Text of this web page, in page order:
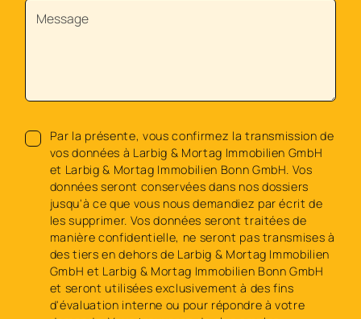
Par la présente, vous confirmez la transmission de
vos données à Larbig & Mortag Immobilien GmbH
et Larbig & Mortag Immobilien Bonn GmbH. Vos
données seront conservées dans nos dossiers
jusqu'à ce que vous nous demandiez par écrit de
les supprimer. Vos données seront traitées de
manière confidentielle, ne seront pas transmises à
des tiers en dehors de Larbig & Mortag Immobilien
GmbH et Larbig & Mortag Immobilien Bonn GmbH
et seront utilisées exclusivement à des fins
d'évaluation interne ou pour répondre à votre